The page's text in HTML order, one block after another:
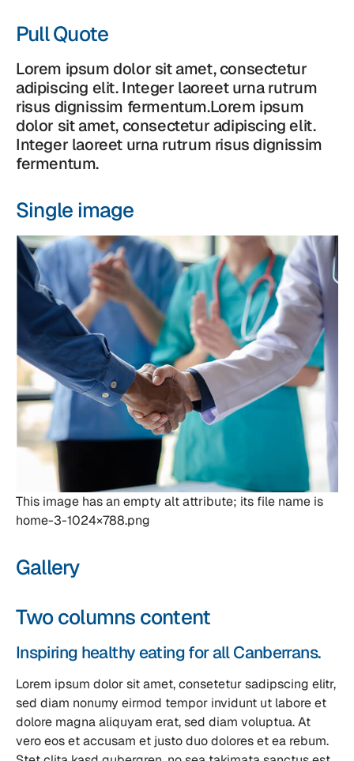
Pull Quote
Lorem ipsum dolor sit amet, consectetur
adipiscing elit. Integer laoreet urna rutrum
risus dignissim fermentum.Lorem ipsum
dolor sit amet, consectetur adipiscing elit.
Integer laoreet urna rutrum risus dignissim
fermentum.
Single image
This image has an empty alt attribute; its file name is
home-3-1024×788.png
Gallery
Two columns content
Inspiring healthy eating for all Canberrans.
Lorem ipsum dolor sit amet, consetetur sadipscing elitr,
sed diam nonumy eirmod tempor invidunt ut labore et
dolore magna aliquyam erat, sed diam voluptua. At
vero eos et accusam et justo duo dolores et ea rebum.